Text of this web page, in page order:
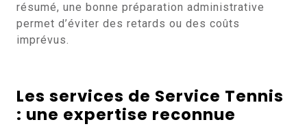
résumé, une bonne préparation administrative
permet d’éviter des retards ou des coûts
imprévus.
Les services de Service Tennis
: une expertise reconnue